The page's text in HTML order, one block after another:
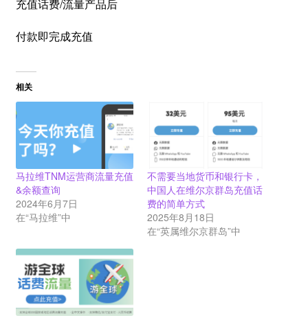
充值话费/流量产品后
付款即完成充值
相关
马拉维TNM运营商流量充值
&余额查询
2024年6月7日
在“马拉维”中
不需要当地货币和银行卡，
中国人在维尔京群岛充值话
费的简单方式
2025年8月18日
在“英属维尔京群岛”中